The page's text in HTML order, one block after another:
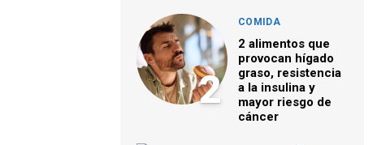
2
COMIDA
2 alimentos que
provocan hígado
graso, resistencia
a la insulina y
mayor riesgo de
cáncer